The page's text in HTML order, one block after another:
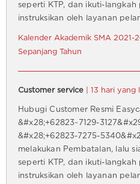
seperti KTP, dan ikuti-
instruksikan oleh layanan
Kalender Akademik SMA 2021-
Sepanjang Tahun
Customer service | 13 hari yang
Hubugi Customer Resmi
&#x28;+62823~7129-
&#x28;+62823-7275-
melakukan Pembatalan, lalu
seperti KTP, dan ikuti-
instruksikan oleh layanan